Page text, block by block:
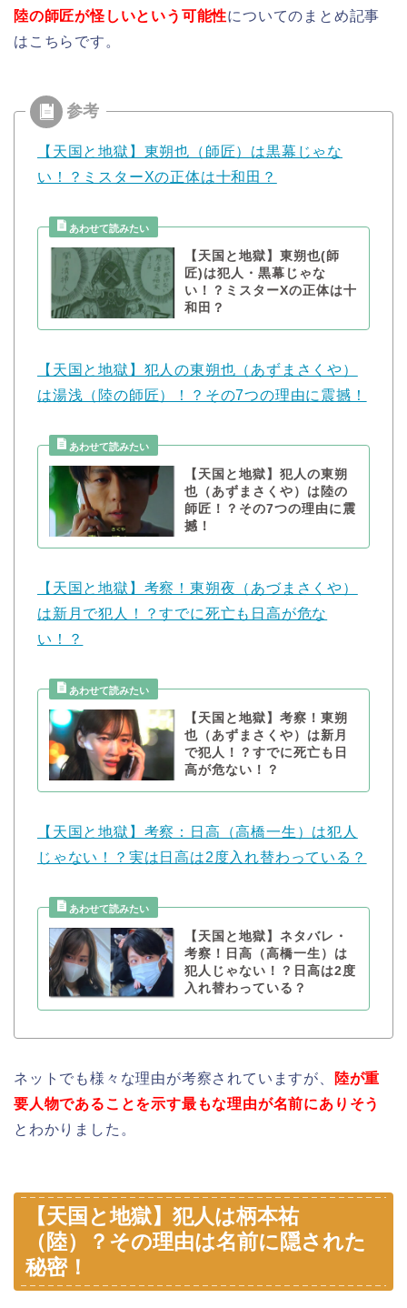
陸の師匠が怪しいという可能性についてのまとめ記事
はこちらです。
【天国と地獄】東朔也（師匠）は黒幕じゃな
い！？ミスターXの正体は十和田？
【天国と地獄】東朔也(師
匠)は犯人・黒幕じゃな
い！？ミスターXの正体は十
和田？
【天国と地獄】犯人の東朔也（あずまさくや）
は湯浅（陸の師匠）！？その7つの理由に震撼！
【天国と地獄】犯人の東朔
也（あずまさくや）は陸の
師匠！？その7つの理由に震
撼！
【天国と地獄】考察！東朔夜（あづまさくや）
は新月で犯人！？すでに死亡も日高が危な
い！？
【天国と地獄】考察！東朔
也（あずまさくや）は新月
で犯人！？すでに死亡も日
高が危ない！？
【天国と地獄】考察：日高（高橋一生）は犯人
じゃない！？実は日高は2度入れ替わっている？
【天国と地獄】ネタバレ・
考察！日高（高橋一生）は
犯人じゃない！？日高は2度
入れ替わっている？
ネットでも様々な理由が考察されていますが、
陸が重
要人物であることを示す最もな理由が名前にありそう
とわかりました。
【天国と地獄】犯人は柄本祐
（陸）？その理由は名前に隠された
秘密！